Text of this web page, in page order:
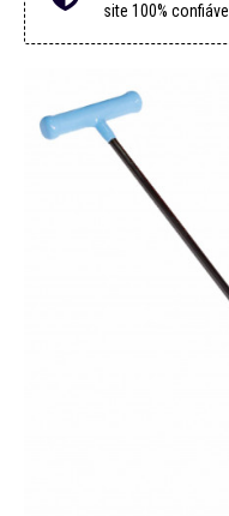
site 100% confiável